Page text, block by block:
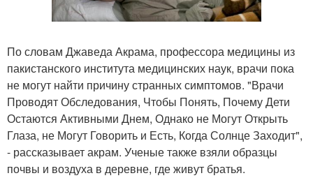
По словам Джаведа Акрама, профессора медицины из
пакистанского института медицинских наук, врачи пока
не могут найти причину странных симптомов. "Врачи
Проводят Обследования, Чтобы Понять, Почему Дети
Остаются Активными Днем, Однако не Могут Открыть
Глаза, не Могут Говорить и Есть, Когда Солнце Заходит",
- рассказывает акрам. Ученые также взяли образцы
почвы и воздуха в деревне, где живут братья.